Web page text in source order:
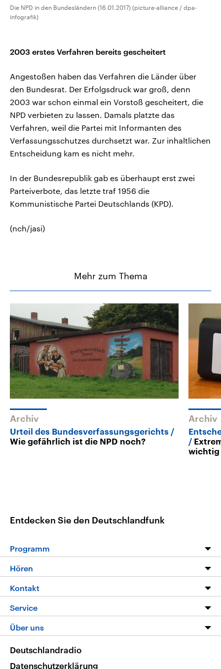
Die NPD in den Bundesländern (16.01.2017) (picture-alliance / dpa-
infografik)
2003 erstes Verfahren bereits gescheitert
Angestoßen haben das Verfahren die Länder über
den Bundesrat. Der Erfolgsdruck war groß, denn
2003 war schon einmal ein Vorstoß gescheitert, die
NPD verbieten zu lassen. Damals platzte das
Verfahren, weil die Partei mit Informanten des
Verfassungsschutzes durchsetzt war. Zur inhaltlichen
Entscheidung kam es nicht mehr.
In der Bundesrepublik gab es überhaupt erst zwei
Parteiverbote, das letzte traf 1956 die
Kommunistische Partei Deutschlands (KPD).
(nch/jasi)
Mehr zum Thema
Archiv
Urteil des Bundesverfassungsgerichts
Wie gefährlich ist die NPD noch?
Archiv
wichtig
Entdecken Sie den Deutschlandfunk
Programm
Programm
Die Nachrichten
Nachrichtenleicht
Neue Beiträge auf dlf.de
Hören
Livestream
Podcasts
Deutschlandfunk App
Nachrichten App
Frequenzen
Kontakt
Hörerservice
Service
FAQ
Veranstaltungen
Über uns
Deutschlandradio
Datenschutzerklärung